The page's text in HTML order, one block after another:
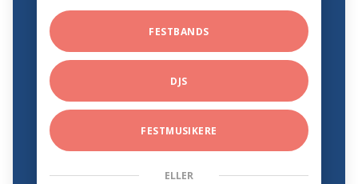
FESTBANDS
DJS
FESTMUSIKERE
ELLER